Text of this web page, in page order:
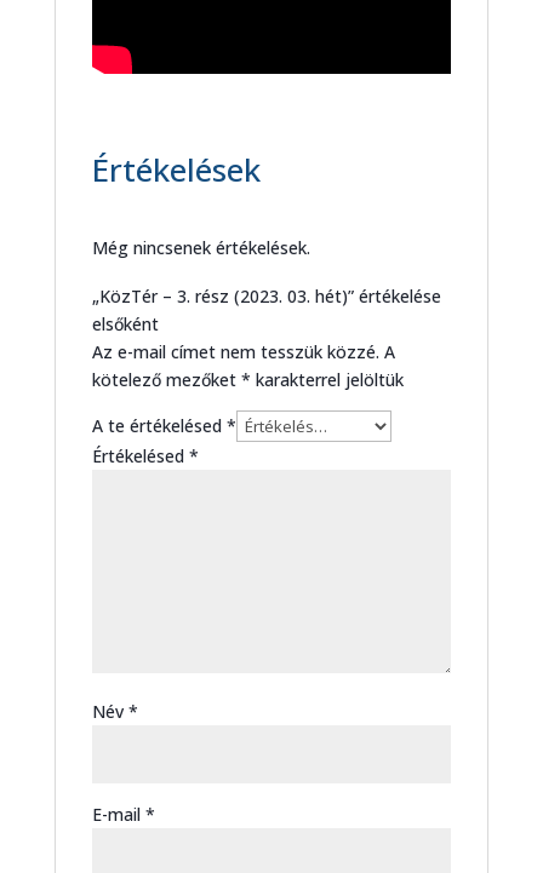
Értékelések
Még nincsenek értékelések.
„KözTér – 3. rész (2023. 03. hét)” értékelése
elsőként
Az e-mail címet nem tesszük közzé. A
kötelező mezőket * karakterrel jelöltük
A te értékelésed *
Értékelésed *
Név *
E-mail *